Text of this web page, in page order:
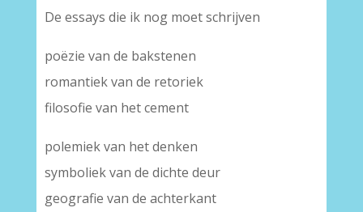
De essays die ik nog moet schrijven
poëzie van de bakstenen
romantiek van de retoriek
filosofie van het cement
polemiek van het denken
symboliek van de dichte deur
geografie van de achterkant